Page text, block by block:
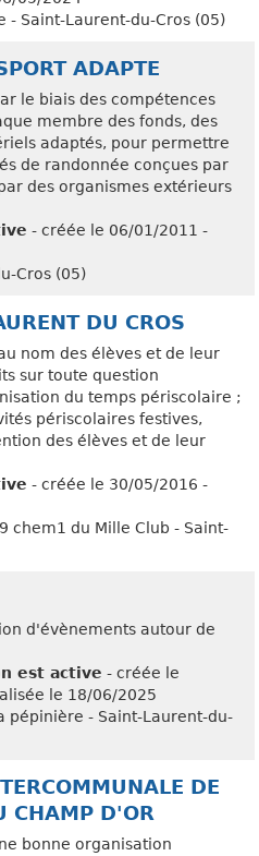
- Saint-Laurent-du-Cros (05)
ADAPTE
le biais des compétences
membre des fonds, des
adaptés, pour permettre
de randonnée conçues par
des organismes extérieurs
- créée le 06/01/2011 -
Cros (05)
DU CROS
nom des élèves et de leur
sur toute question
du temps périscolaire ;
périscolaires festives,
des élèves et de leur
- créée le 30/05/2016 -
chem1 du Mille Club - Saint-
d'évènements autour de
est active - créée le
le 18/06/2025
pépinière - Saint-Laurent-du-
DE
CHAMP D'OR
bonne organisation